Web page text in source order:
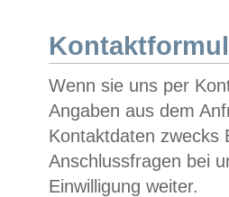
Wenn sie uns per
Angaben aus dem
Kontaktdaten zwecks
Anschlussfragen bei
Einwilligung weiter.